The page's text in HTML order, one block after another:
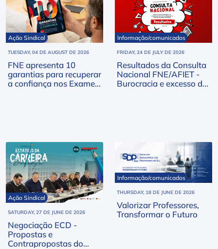
Ação Sindical
TUESDAY, 04 DE AUGUST DE 2026
FNE apresenta 10
garantias para recuperar
a confiança nos Exames
Informação/comunicados
FRIDAY, 24 DE JULY DE 2026
Resultados da Consulta
Nacional FNE/AFIET -
Burocracia e excesso de
Ação Sindical
SATURDAY, 27 DE JUNE DE 2026
Negociação ECD -
Propostas e
Contrapropostas do
Informação/comunicados
THURSDAY, 18 DE JUNE DE 2026
Valorizar Professores,
Transformar o Futuro